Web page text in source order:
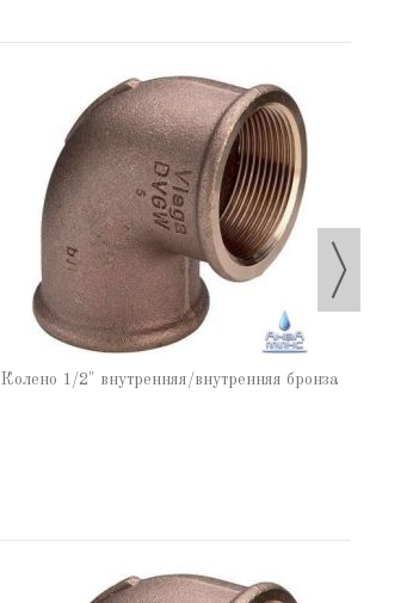
Колено 1/2" внутренняя/внутренняя бронза